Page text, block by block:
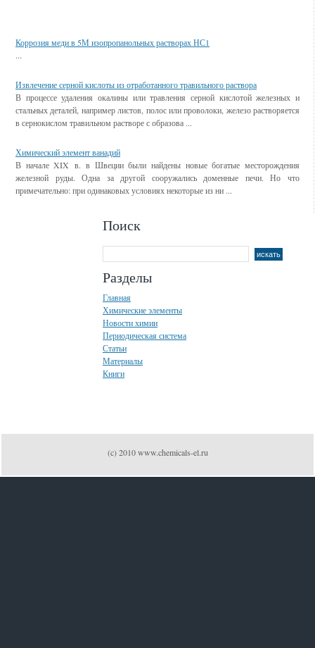
Коррозия меди в 5М изопропанольных растворах НС1
...
Извлечение серной кислоты из отработанного травильного раствора
В процессе удаления окалины или травления серной кислотой железных и
стальных деталей, например листов, полос или проволоки, железо растворяется
в сернокислом травильном растворе с образова ...
Химический элемент ванадий
В начале XIX в. в Швеции были найдены новые богатые месторождения
железной руды. Одна за другой сооружались доменные печи. Но что
примечательно: при одинаковых условиях некоторые из ни ...
Поиск
Разделы
Главная
Химические элементы
Новости химии
Периодическая система
Статьи
Материалы
Книги
(c) 2010 www.chemicals-el.ru